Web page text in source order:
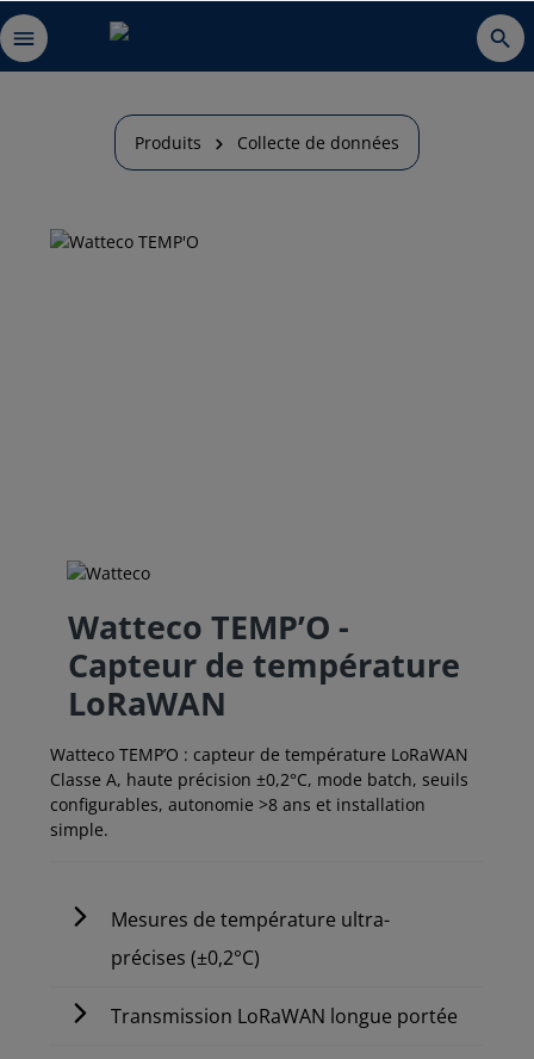
Produits Collecte de données
Watteco TEMP’O -
Capteur de température
LoRaWAN
Watteco TEMP’O : capteur de température LoRaWAN
Classe A, haute précision ±0,2°C, mode batch, seuils
configurables, autonomie >8 ans et installation
simple.
Mesures de température ultra-
précises (±0,2°C)
Transmission LoRaWAN longue portée